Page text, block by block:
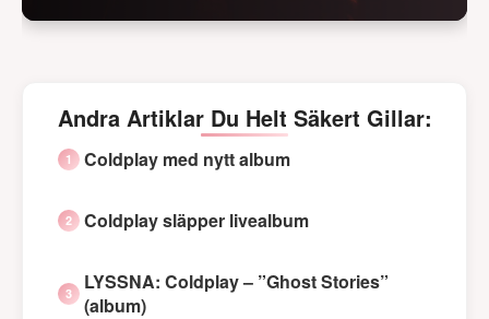
Andra Artiklar Du Helt Säkert Gillar:
Coldplay med nytt album
Coldplay släpper livealbum
LYSSNA: Coldplay – ”Ghost Stories”
(album)